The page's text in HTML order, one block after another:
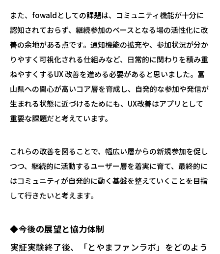
また、fowaldとしての課題は、コミュニティ機能が十分に
認知されておらず、継続参加のベースとなる場の活性化に改
善の余地がある点です。通知機能の拡充や、参加状況が分か
りやすく可視化される仕組みなど、日常的に関わりを積み重
ねやすくするUX 改善を進める必要があると思いました。富
山県への関心が高いコア層を育成し、自発的な参加や発信が
生まれる状態に近づけるためにも、UX改善はアプリとして
重要な課題だと考えています。
これらの改善を図ることで、幅広い層からの新規参加を促し
つつ、継続的に活動するユーザー層を着実に育て、最終的に
はコミュニティが自発的に動く基盤を整えていくことを目指
して行きたいと考えます。
◆今後の展望と協力体制
―――実証実験終了後、「とやまファンラボ」をどのよう